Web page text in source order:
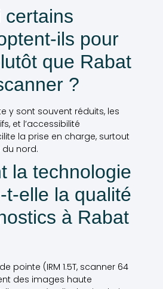
certains
ils pour
que Rabat
?
y sont souvent réduits, les
et l’accessibilité
la prise en charge, surtout
nord.
la technologie
t-elle la qualité
à Rabat
pointe (IRM 1.5T, scanner 64
des images haute